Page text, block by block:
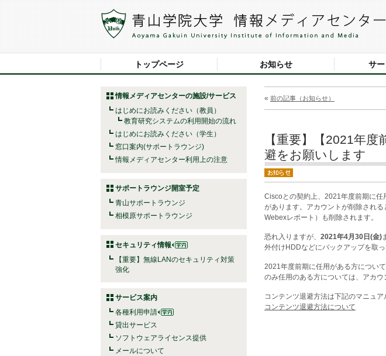
トップページ お知らせ サ
情報メディアセンターの施設/サービス
はじめにお読みください（教員）
教育研究システムの利用開始の流れ
はじめにお読みください（学生）
窓口案内(サポートラウンジ)
情報メディアセンター利用上の注意
サポートラウンジ開室予定
青山サポートラウンジ
相模原サポートラウンジ
セキュリティ情報
【重要】無線LANのセキュリティ対策
強化
サービス案内
各種利用申請
貸出サービス
ソフトウェアライセンス提供
メールについて
« 前の記事（お知らせ）
【重要】【2021年
避をお願いします
Ciscoとの契約上、2021年度前期に
があります。アカウントが削除され
Webexレポート）も削除されます。
恐れ入りますが、 2021年4月30日(金)
外付けHDDなどにバックアップを取
2021年度前期に任用がある方につい
のみ任用のある方については、アカウ
コンテンツ退避方法は下記のマニュア
コンテンツ退避方法について